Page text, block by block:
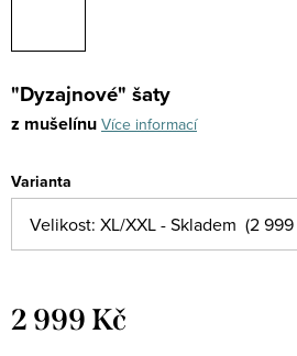
"Dyzajnové" šaty
z mušelínu Více informací
Varianta
2 999 Kč